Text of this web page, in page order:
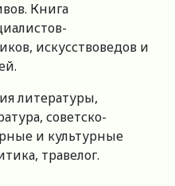
Книга
искусствоведов и
литературы,
советско-
и культурные
травелог.